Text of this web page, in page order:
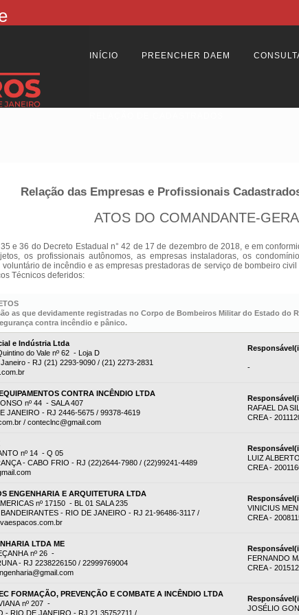
INÍCIO PREENCHER DAEM
Relação das Empresas e Profissionais
ATOS DO COMANDANTE-
e 36 do Decreto Estadual n° 42 de 17 de dezembro de 2018, e em
os profissionais autônomos, as empresas instaladoras, os
de incêndio e as empresas prestadoras de serviço de bombeiro
Técnicos deferidos:
as que devidamente registradas no Corpo de Bombeiros Militar do Estado do
contra incêndio e pânico.
e Indústria Ltda
do Vale nº 62 - Loja D
- RJ (21) 2293-9090 / (21) 2273-2831
-
CONTRA INCÊNDIO LTDA
nº 44 - SALA 407
JANEIRO - RJ 2446-5675 / 99378-4619
/ conteclnc@gmail.com
RAFAEL DA
CREA -
nº 14 - Q 05
- CABO FRIO - RJ (22)2644-7980 / (22)99241-4489
LUIZ
CREA -
ENGENHARIA E ARQUITETURA LTDA
nº 17150 - BL 01 SALA 235
- RIO DE JANEIRO - RJ 21-96486-3117 /
VINICIUS
CREA -
LTDA ME
nº 26 -
- RJ 2238226150 / 22999769004
FERNANDO
CREA -
FORMAÇÃO, PREVENÇÃO E COMBATE A INCÊNDIO LTDA
nº 207 -
- RIO DE JANEIRO - RJ 21 35752711 /
JOSÉLIO